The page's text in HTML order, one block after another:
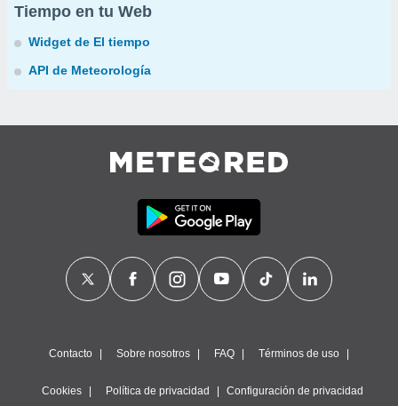
Tiempo en tu Web
Widget de El tiempo
API de Meteorología
Contacto Sobre nosotros FAQ Términos de uso
Cookies Política de privacidad Configuración de privacidad